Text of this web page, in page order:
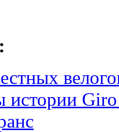
истории